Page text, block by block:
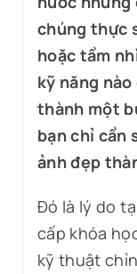
chúng thực
hoặc tầm
kỹ năng
thành một
bạn chỉ cần
ảnh đẹp
Đó là lý do
cấp khóa
kỹ thuật